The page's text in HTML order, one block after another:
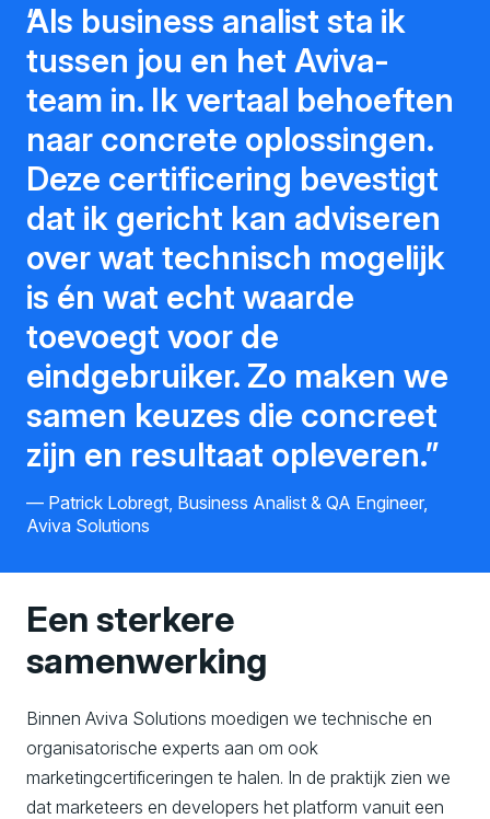
Als business analist sta ik
tussen jou en het Aviva-
team in. Ik vertaal behoeften
naar concrete oplossingen.
Deze certificering bevestigt
dat ik gericht kan adviseren
over wat technisch mogelijk
is én wat echt waarde
toevoegt voor de
eindgebruiker. Zo maken we
samen keuzes die concreet
zijn en resultaat opleveren.
Patrick Lobregt, Business Analist & QA Engineer,
Aviva Solutions
Een sterkere
samenwerking
Binnen Aviva Solutions moedigen we technische en
organisatorische experts aan om ook
marketingcertificeringen te halen. In de praktijk zien we
dat marketeers en developers het platform vanuit een